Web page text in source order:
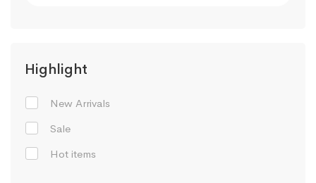
Highlight
New Arrivals
Sale
Hot items